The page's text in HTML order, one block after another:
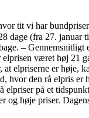
tit vi har
dage (fra 27. januar
– Gennemsnitligt
været høj 21
elpriserne er høje,
hvor den rå elpris er
elpriser på et
og høje priser.